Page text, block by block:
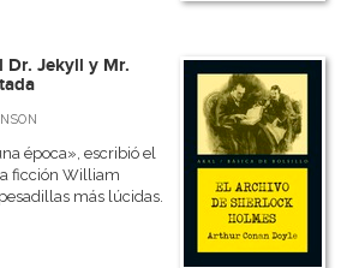
Dr. Jekyll y Mr.
época», escribió el
ficción William
más lúcidas.